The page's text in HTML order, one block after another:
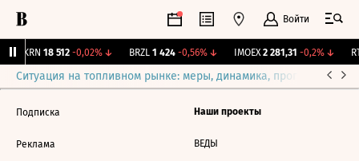
Войти
AKRN 18 512 -0,02%↓ BRZL 1 424 -0,56%↓ IMOEX 2 281,31 -0,2%↓
Ситуация на топливном рынке: меры, динамика, прогнозы
Подписка
Реклама
Наши проекты
ВЕДЫ